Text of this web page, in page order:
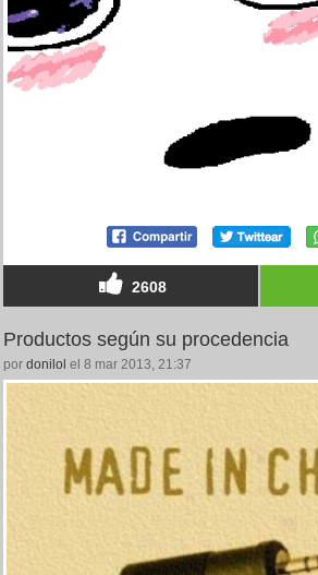
2608
Productos según su procedencia
por donilol el 8 mar 2013, 21:37